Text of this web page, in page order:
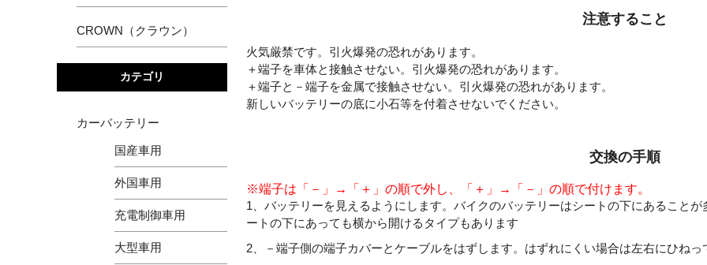
注意すること
火気厳禁です。引火爆発の恐れがあります。
＋端子を車体と接触させない。引火爆発の恐れがあります。
＋端子と－端子を金属で接触させない。引火爆発の恐れがあります。
新しいバッテリーの底に小石等を付着させないでください。
交換の手順
※端子は「－」→「＋」の順で外し、「＋」→「－」の順で付けます。
1、バッテリーを見えるようにします。バイクのバッテリーはシートの下にあること
ートの下にあっても横から開けるタイプもあります
2、－端子側の端子カバーとケーブルをはずします。はずれにくい場合は左右にひねっ
CROWN（クラウン）
カテゴリ
カーバッテリー
国産車用
外国車用
充電制御車用
大型車用